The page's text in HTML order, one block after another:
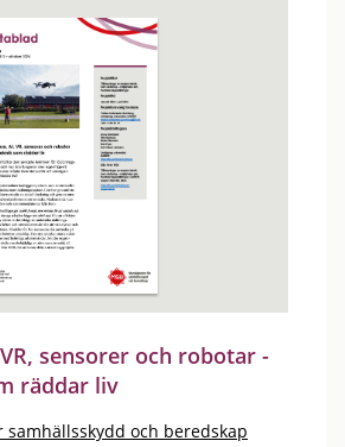
sensorer och robotar -
räddar liv
och beredskap